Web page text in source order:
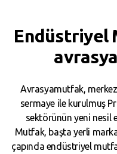
Endüstriyel
Avrasyamutfak,
sermaye ile kurulmuş
sektörünün yeni nesil
Mutfak, başta yerli
çapında endüstriyel